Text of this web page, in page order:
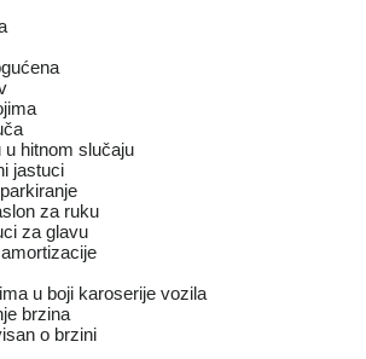
hitnom slučaju
jastuci
za ruku
za glavu
u boji karoserije vozila
brzina
o brzini